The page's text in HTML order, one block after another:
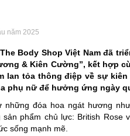
năm 2025
Body Shop Việt Nam đã
& Kiên Cường”, kết hợp
lan tỏa thông điệp về sự
phụ nữ để hưởng ứng ngày
những đóa hoa ngát hương
phẩm chủ lực: British Rose
sống mạnh mẽ.